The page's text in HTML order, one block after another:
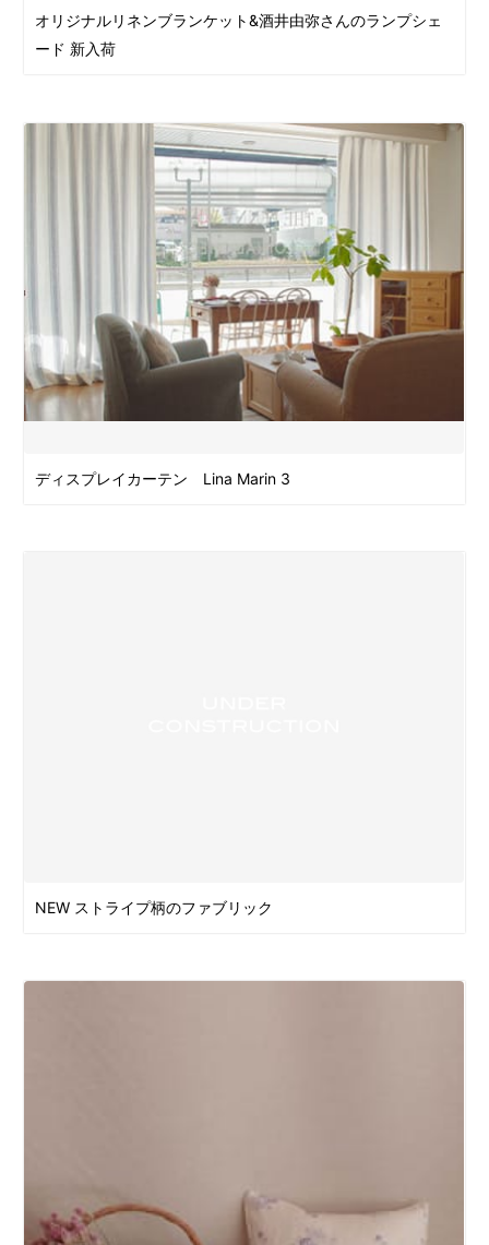
オリジナルリネンブランケット&酒井由弥さんのランプシェ
ード 新入荷
ディスプレイカーテン Lina Marin 3
NEW ストライプ柄のファブリック